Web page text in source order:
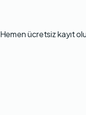
Hemen ücretsiz kayıt